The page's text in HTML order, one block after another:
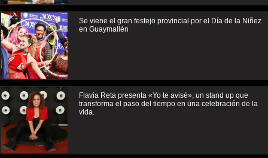
Se viene el gran festejo provincial por el Día de la Niñez
en Guaymallén
Flavia Reta presenta «Yo te avisé», un stand up que
transforma el paso del tiempo en una celebración de la
vida.